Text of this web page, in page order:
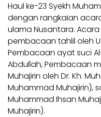
Haul ke-23 Syekh
dengan rangkaian
ulama Nusantara.
pembacaan tahlil oleh
Pembacaan ayat suci
Abdullah, Pembacaan
Muhajirin oleh Dr. Kh.
Muhammad Muhajirin),
Muhammad Ihsan
Muhajirin).